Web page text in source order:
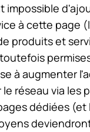
impossible
à cette page
produits et
à augmenter
réseau via les
dédiées (et